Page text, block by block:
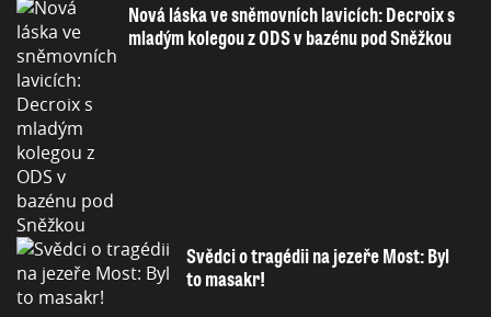
Nová láska ve sněmovních lavicích: Decroix s
mladým kolegou z ODS v bazénu pod Sněžkou
Svědci o tragédii na jezeře Most: Byl
to masakr!